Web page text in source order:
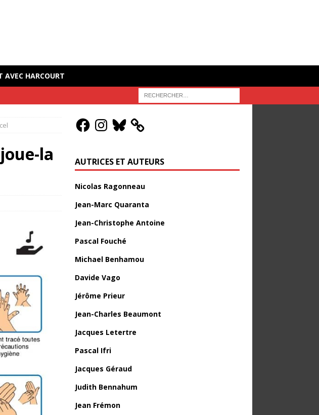
AVEC HARCOURT
la
AUTRICES ET AUTEURS
Nicolas Ragonneau
Jean-Marc Quaranta
Jean-Christophe Antoine
Pascal Fouché
Michael Benhamou
Davide Vago
Jérôme Prieur
Jean-Charles Beaumont
Jacques Letertre
Pascal Ifri
Jacques Géraud
Judith Bennahum
Jean Frémon